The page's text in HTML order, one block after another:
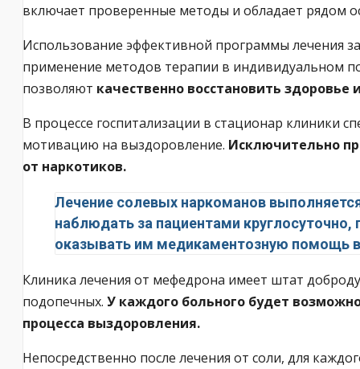
включает проверенные методы и обладает рядом
Использование эффективной программы лечения
применение методов терапии в индивидуальном
позволяют качественно восстановить
В процессе госпитализации в стационар клиники
мотивацию на выздоровление. Исключительно
от наркотиков.
Лечение солевых наркоманов
наблюдать за пациентами
оказывать им медикаментозную помощь
Клиника лечения от мефедрона имеет штат
подопечных. У каждого больного будет
процесса выздоровления.
Непосредственно после лечения от соли, для